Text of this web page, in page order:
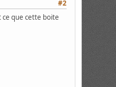
#2
ce que cette boite